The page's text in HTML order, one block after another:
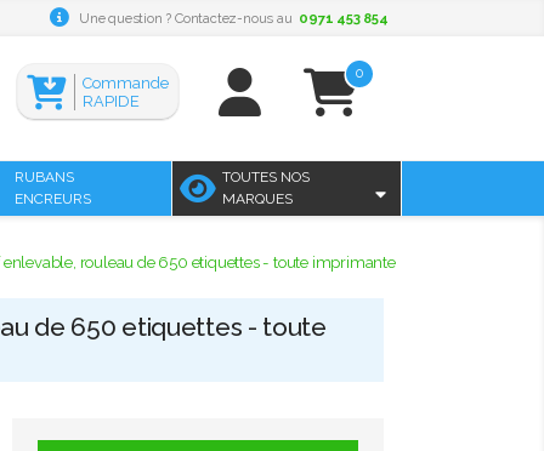
Une question ? Contactez-nous au 0971 453 854
0
Commande
RAPIDE
RUBANS
ENCREURS
TOUTES NOS
MARQUES
rouleau de 650 etiquettes - toute imprimante
de 650 etiquettes - toute